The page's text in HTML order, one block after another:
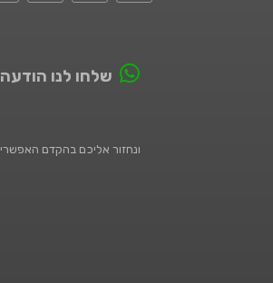
שלחו לנו הודעה
ונחזור אליכם בהקדם האפשרי